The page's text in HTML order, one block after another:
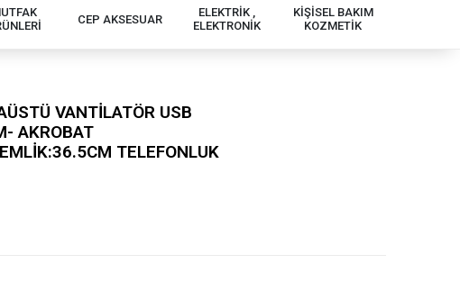
CEP AKSESUAR
ELEKTRİK ,
ELEKTRONİK
KİŞİSEL BAKIM
KOZMETİK
VANTİLATÖR USB
AKROBAT
TELEFONLUK